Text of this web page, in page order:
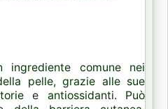
ingrediente comune nei
pelle, grazie alle sue
e antiossidanti. Può